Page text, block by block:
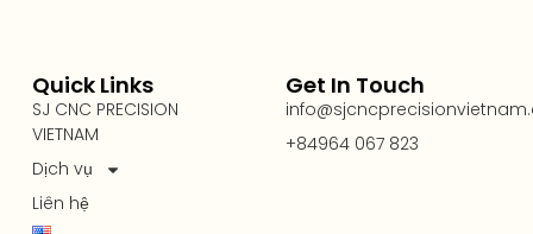
Quick Links
SJ CNC PRECISION
VIETNAM
Dịch vụ
Liên hệ
Get In Touch
+84964 067 823